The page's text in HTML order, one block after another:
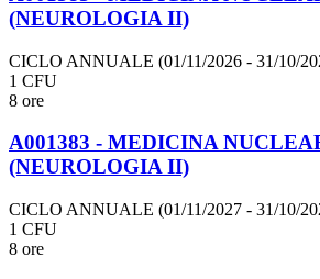
(NEUROLOGIA II)
CICLO ANNUALE (01/11/2026 - 31/10/
1 CFU
8 ore
A001383 - MEDICINA
(NEUROLOGIA II)
CICLO ANNUALE (01/11/2027 - 31/10/
1 CFU
8 ore